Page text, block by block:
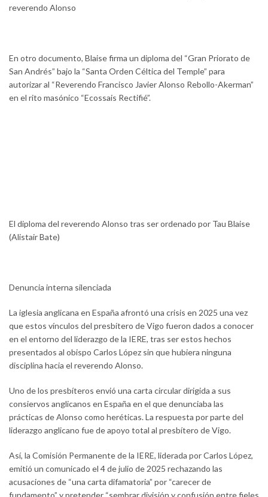
reverendo Alonso
En otro documento, Blaise firma un diploma del “Gran Priorato de
San Andrés” bajo la “Santa Orden Céltica del Temple” para
autorizar al “Reverendo Francisco Javier Alonso Rebollo-Akerman”
en el rito masónico “Ecossais Rectifié”.
El diploma del reverendo Alonso tras ser ordenado por Tau Blaise
(Alistair Bate)
Denuncia interna silenciada
La iglesia anglicana en España afrontó una crisis en 2025 una vez
que estos vínculos del presbítero de Vigo fueron dados a conocer
en el entorno del liderazgo de la IERE, tras ser estos hechos
presentados al obispo Carlos López sin que hubiera ninguna
disciplina hacia el reverendo Alonso.
Uno de los presbíteros envió una carta circular dirigida a sus
consiervos anglicanos en España en el que denunciaba las
prácticas de Alonso como heréticas. La respuesta por parte del
liderazgo anglicano fue de apoyo total al presbítero de Vigo.
Así, la Comisión Permanente de la IERE, liderada por Carlos López,
emitió un comunicado el 4 de julio de 2025 rechazando las
acusaciones de “una carta difamatoria” por “carecer de
fundamento” y pretender “sembrar división y confusión entre fieles